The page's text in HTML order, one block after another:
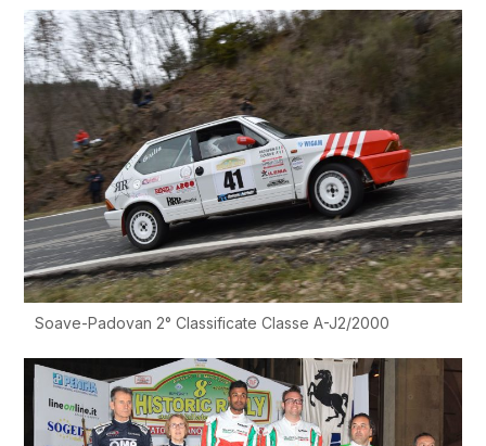
Soave-Padovan 2° Classificate Classe A-J2/2000